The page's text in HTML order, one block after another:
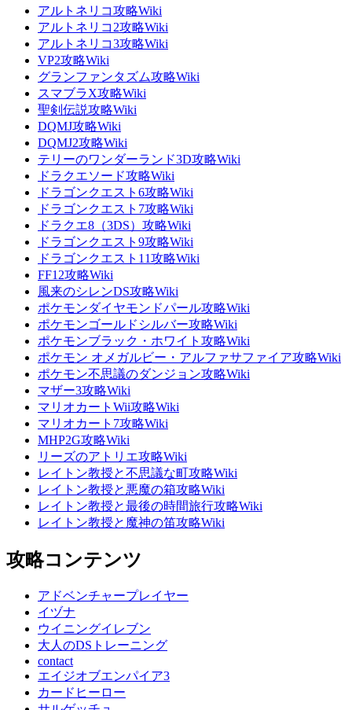
アルトネリコ攻略Wiki
アルトネリコ2攻略Wiki
アルトネリコ3攻略Wiki
VP2攻略Wiki
グランファンタズム攻略Wiki
スマブラX攻略Wiki
聖剣伝説攻略Wiki
DQMJ攻略Wiki
DQMJ2攻略Wiki
テリーのワンダーランド3D攻略Wiki
ドラクエソード攻略Wiki
ドラゴンクエスト6攻略Wiki
ドラゴンクエスト7攻略Wiki
ドラクエ8（3DS）攻略Wiki
ドラゴンクエスト9攻略Wiki
ドラゴンクエスト11攻略Wiki
FF12攻略Wiki
風来のシレンDS攻略Wiki
ポケモンダイヤモンドパール攻略Wiki
ポケモンゴールドシルバー攻略Wiki
ポケモンブラック・ホワイト攻略Wiki
ポケモン オメガルビー・アルファサファイア攻略Wiki
ポケモン不思議のダンジョン攻略Wiki
マザー3攻略Wiki
マリオカートWii攻略Wiki
マリオカート7攻略Wiki
MHP2G攻略Wiki
リーズのアトリエ攻略Wiki
レイトン教授と不思議な町攻略Wiki
レイトン教授と悪魔の箱攻略Wiki
レイトン教授と最後の時間旅行攻略Wiki
レイトン教授と魔神の笛攻略Wiki
攻略コンテンツ
アドベンチャープレイヤー
イヅナ
ウイニングイレブン
大人のDSトレーニング
contact
エイジオブエンパイア3
カードヒーロー